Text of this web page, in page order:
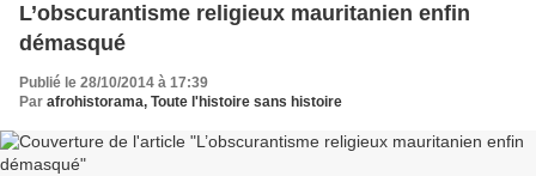
L’obscurantisme religieux mauritanien enfin
démasqué
Publié le 28/10/2014 à 17:39
Par afrohistorama, Toute l'histoire sans histoire